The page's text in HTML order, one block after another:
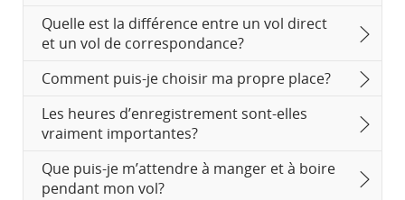
Quelle est la différence entre un vol direct
et un vol de correspondance?
Comment puis-je choisir ma propre place?
Les heures d’enregistrement sont-elles
vraiment importantes?
Que puis-je m’attendre à manger et à boire
pendant mon vol?